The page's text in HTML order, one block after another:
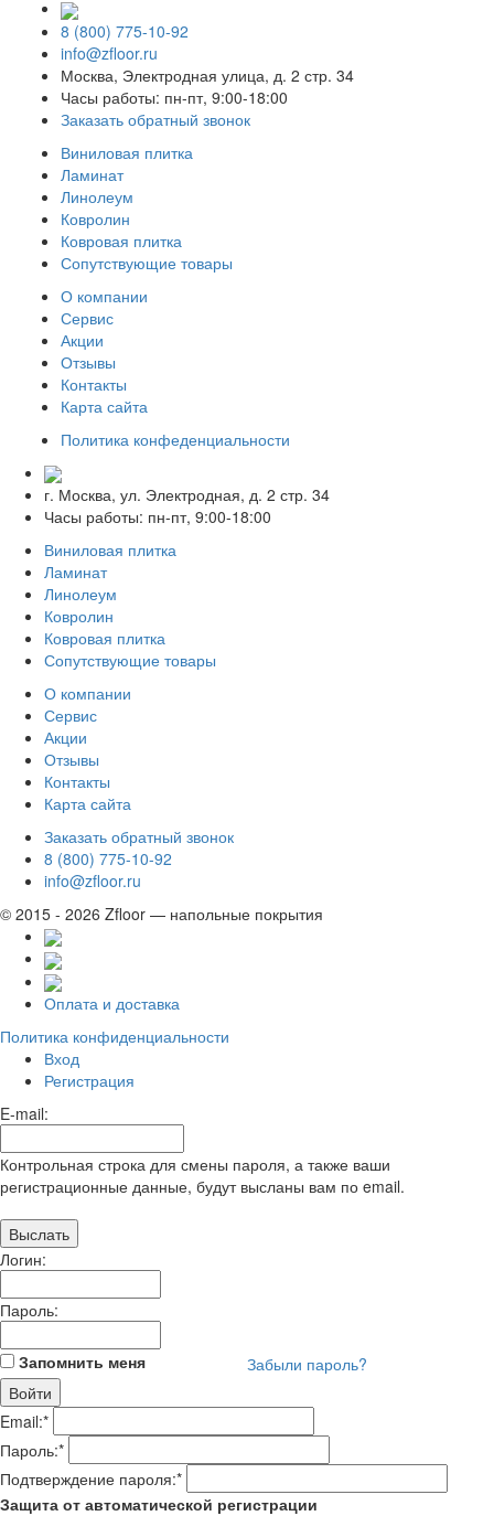
8 (800) 775-10-92
info@zfloor.ru
Москва, Электродная улица, д. 2 стр. 34
Часы работы: пн-пт, 9:00-18:00
Заказать обратный звонок
Виниловая плитка
Ламинат
Линолеум
Ковролин
Ковровая плитка
Сопутствующие товары
О компании
Сервис
Акции
Отзывы
Контакты
Карта сайта
Политика конфеденциальности
г. Москва, ул. Электродная, д. 2 стр. 34
Часы работы: пн-пт, 9:00-18:00
Виниловая плитка
Ламинат
Линолеум
Ковролин
Ковровая плитка
Сопутствующие товары
О компании
Сервис
Акции
Отзывы
Контакты
Карта сайта
Заказать обратный звонок
8 (800) 775-10-92
info@zfloor.ru
© 2015 - 2026 Zfloor — напольные покрытия
Оплата и доставка
Политика конфиденциальности
Вход
Регистрация
E-mail:
Контрольная строка для смены пароля, а также ваши
регистрационные данные, будут высланы вам по email.
Логин:
Пароль:
Запомнить меня Забыли пароль?
Email:*
Пароль:*
Подтверждение пароля:*
Защита от автоматической регистрации